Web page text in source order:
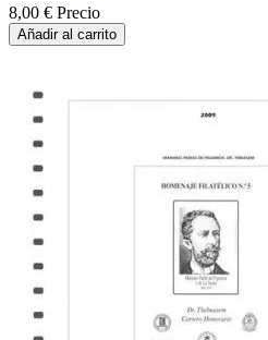
8,00 € Precio
Añadir al carrito